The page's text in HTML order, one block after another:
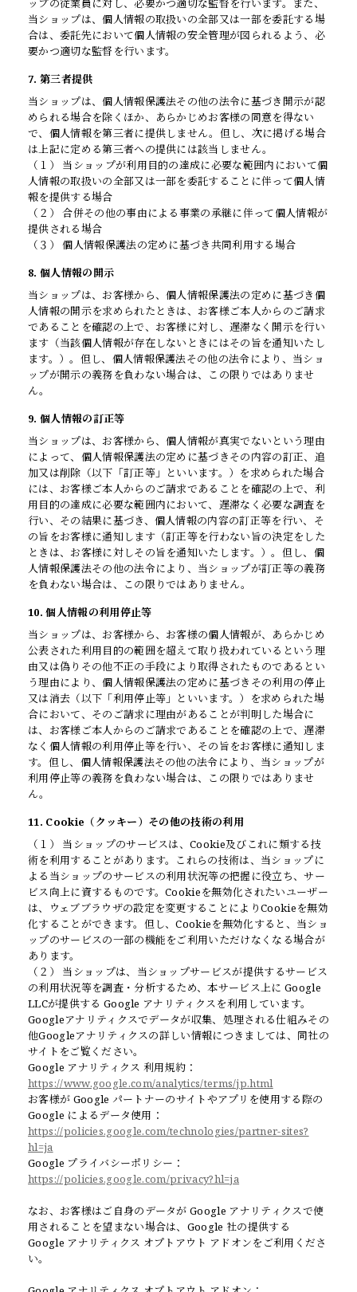
ップの従業員に対し、必要かつ適切な監督を行います。また、
当ショップは、個人情報の取扱いの全部又は一部を委託する場
合は、委託先において個人情報の安全管理が図られるよう、必
要かつ適切な監督を行います。
7. 第三者提供
当ショップは、個人情報保護法その他の法令に基づき開示が認
められる場合を除くほか、あらかじめお客様の同意を得ない
で、個人情報を第三者に提供しません。但し、次に掲げる場合
は上記に定める第三者への提供には該当しません。
（１） 当ショップが利用目的の達成に必要な範囲内において個
人情報の取扱いの全部又は一部を委託することに伴って個人情
報を提供する場合
（２） 合併その他の事由による事業の承継に伴って個人情報が
提供される場合
（３） 個人情報保護法の定めに基づき共同利用する場合
8. 個人情報の開示
当ショップは、お客様から、個人情報保護法の定めに基づき個
人情報の開示を求められたときは、お客様ご本人からのご請求
であることを確認の上で、お客様に対し、遅滞なく開示を行い
ます（当該個人情報が存在しないときにはその旨を通知いたし
ます。）。但し、個人情報保護法その他の法令により、当ショ
ップが開示の義務を負わない場合は、この限りではありませ
ん。
9. 個人情報の訂正等
当ショップは、お客様から、個人情報が真実でないという理由
によって、個人情報保護法の定めに基づきその内容の訂正、追
加又は削除（以下「訂正等」といいます。）を求められた場合
には、お客様ご本人からのご請求であることを確認の上で、利
用目的の達成に必要な範囲内において、遅滞なく必要な調査を
行い、その結果に基づき、個人情報の内容の訂正等を行い、そ
の旨をお客様に通知します（訂正等を行わない旨の決定をした
ときは、お客様に対しその旨を通知いたします。）。但し、個
人情報保護法その他の法令により、当ショップが訂正等の義務
を負わない場合は、この限りではありません。
10. 個人情報の利用停止等
当ショップは、お客様から、お客様の個人情報が、あらかじめ
公表された利用目的の範囲を超えて取り扱われているという理
由又は偽りその他不正の手段により取得されたものであるとい
う理由により、個人情報保護法の定めに基づきその利用の停止
又は消去（以下「利用停止等」といいます。）を求められた場
合において、そのご請求に理由があることが判明した場合に
は、お客様ご本人からのご請求であることを確認の上で、遅滞
なく個人情報の利用停止等を行い、その旨をお客様に通知しま
す。但し、個人情報保護法その他の法令により、当ショップが
利用停止等の義務を負わない場合は、この限りではありませ
ん。
11. Cookie（クッキー）その他の技術の利用
（１） 当ショップのサービスは、Cookie及びこれに類する技
術を利用することがあります。これらの技術は、当ショップに
よる当ショップのサービスの利用状況等の把握に役立ち、サー
ビス向上に資するものです。Cookieを無効化されたいユーザー
は、ウェブブラウザの設定を変更することによりCookieを無効
化することができます。但し、Cookieを無効化すると、当ショ
ップのサービスの一部の機能をご利用いただけなくなる場合が
あります。
（２） 当ショップは、当ショップサービスが提供するサービス
の利用状況等を調査・分析するため、本サービス上に Google
LLCが提供する Google アナリティクスを利用しています。
Googleアナリティクスでデータが収集、処理される仕組みその
他Googleアナリティクスの詳しい情報につきましては、同社の
サイトをご覧ください。
Google アナリティクス 利用規約：
https://www.google.com/analytics/terms/jp.html
お客様が Google パートナーのサイトやアプリを使用する際の
Google によるデータ使用：
https://policies.google.com/technologies/partner-sites?
hl=ja
Google プライバシーポリシー：
https://policies.google.com/privacy?hl=ja
なお、お客様はご自身のデータが Google アナリティクスで使
用されることを望まない場合は、Google 社の提供する
Google アナリティクス オプトアウト アドオンをご利用くださ
い。